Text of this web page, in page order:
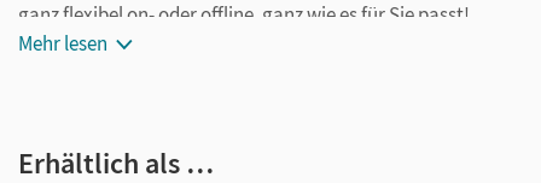
ganz flexibel on- oder offline, ganz wie es für Sie passt!
Ihr Unterrichtsmanager enthält:
Schulbuch als E-Book
Mehr lesen
Erhältlich als …